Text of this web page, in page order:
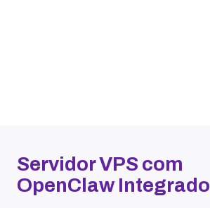
Servidor VPS com
OpenClaw Integrado